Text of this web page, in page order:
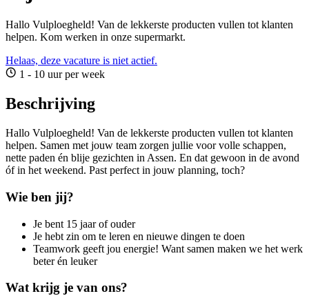
Hallo Vulploegheld! Van de lekkerste producten vullen tot klanten
helpen. Kom werken in onze supermarkt.
Helaas, deze vacature is niet actief.
1 - 10 uur per week
Beschrijving
Hallo Vulploegheld! Van de lekkerste producten vullen tot klanten
helpen. Samen met jouw team zorgen jullie voor volle schappen,
nette paden én blije gezichten in Assen. En dat gewoon in de avond
óf in het weekend. Past perfect in jouw planning, toch?
Wie ben jij?
Je bent 15 jaar of ouder
Je hebt zin om te leren en nieuwe dingen te doen
Teamwork geeft jou energie! Want samen maken we het werk
beter én leuker
Wat krijg je van ons?